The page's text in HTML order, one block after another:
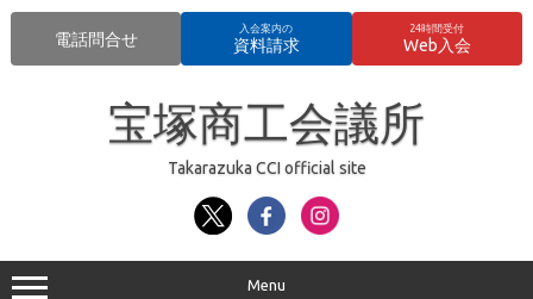
電話問合せ
入会案内の
資料請求
24時間受付
Web入会
宝塚商工会議所
Takarazuka CCI official site
Menu